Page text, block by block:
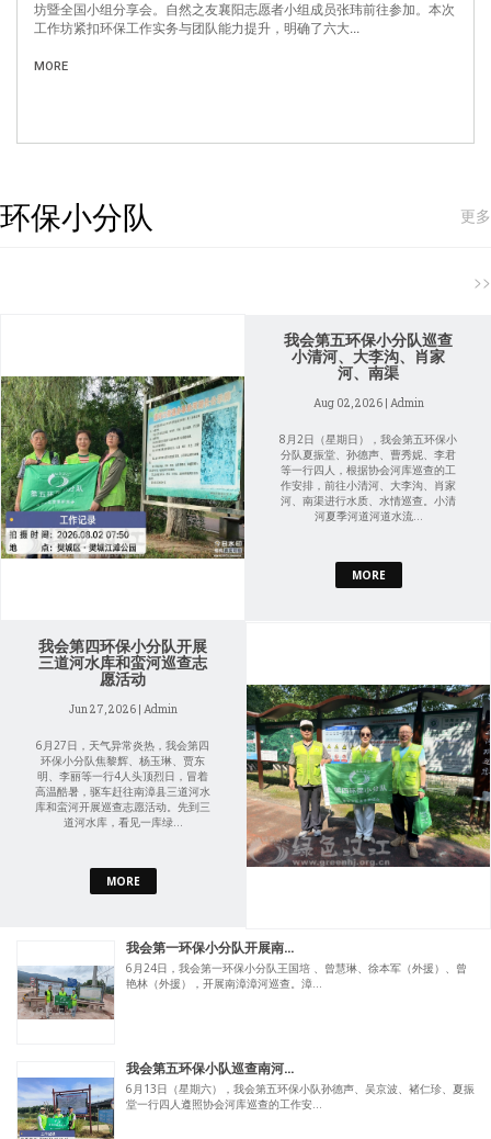
坊暨全国小组分享会。自然之友襄阳志愿者小组成员张玮前往参加。本次
工作坊紧扣环保工作实务与团队能力提升，明确了六大...
MORE
环保小分队 更多
>>
我会第五环保小分队巡查
小清河、大李沟、肖家
河、南渠
Aug 02, 2026 | Admin
8月2日（星期日），我会第五环保小
分队夏振堂、孙德声、曹秀妮、李君
等一行四人，根据协会河库巡查的工
作安排，前往小清河、大李沟、肖家
河、南渠进行水质、水情巡查。小清
河夏季河道河道水流...
MORE
我会第四环保小分队开展
三道河水库和蛮河巡查志
愿活动
Jun 27, 2026 | Admin
6月27日，天气异常炎热，我会第四
环保小分队焦黎辉、杨玉琳、贾东
明、李丽等一行4人头顶烈日，冒着
高温酷暑，驱车赶往南漳县三道河水
库和蛮河开展巡查志愿活动。先到三
道河水库，看见一库绿...
MORE
我会第一环保小分队开展南...
6月24日，我会第一环保小分队王国培 、曾慧琳、徐本军（外援）、曾
艳林（外援），开展南漳漳河巡查。漳...
我会第五环保小队巡查南河...
6月13日（星期六），我会第五环保小队孙德声、吴京波、褚仁珍、夏振
堂一行四人遵照协会河库巡查的工作安...